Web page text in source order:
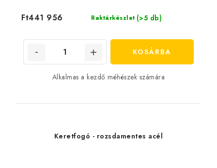
Raktárkészlet (>5 db)
Ft441 956
KOSÁRBA
Alkalmas a kezdő méhészek számára
Keretfogó - rozsdamentes acél